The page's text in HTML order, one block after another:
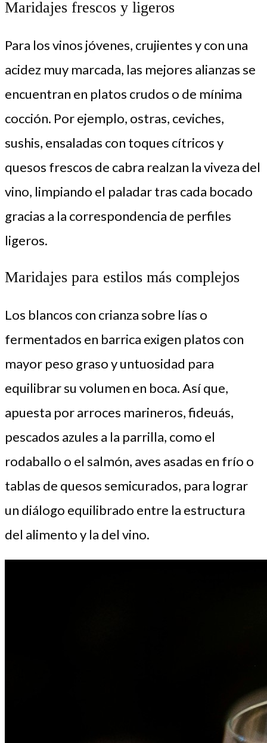
Maridajes frescos y ligeros
Para los vinos jóvenes, crujientes y con una
acidez muy marcada, las mejores alianzas se
encuentran en platos crudos o de mínima
cocción. Por ejemplo, ostras, ceviches,
sushis, ensaladas con toques cítricos y
quesos frescos de cabra realzan la viveza del
vino, limpiando el paladar tras cada bocado
gracias a la correspondencia de perfiles
ligeros.
Maridajes para estilos más complejos
Los blancos con crianza sobre lías o
fermentados en barrica exigen platos con
mayor peso graso y untuosidad para
equilibrar su volumen en boca. Así que,
apuesta por arroces marineros, fideuás,
pescados azules a la parrilla, como el
rodaballo o el salmón, aves asadas en frío o
tablas de quesos semicurados, para lograr
un diálogo equilibrado entre la estructura
del alimento y la del vino.